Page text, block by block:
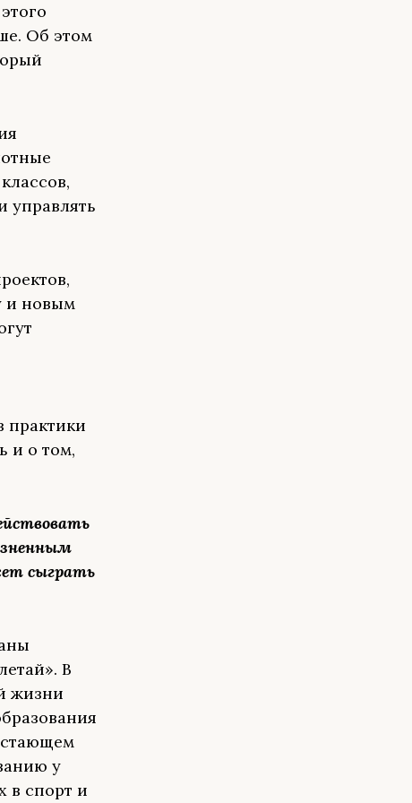
Об этом
управлять
и новым
практики
и о том,
сыграть
В
жизни
у
в спорт и